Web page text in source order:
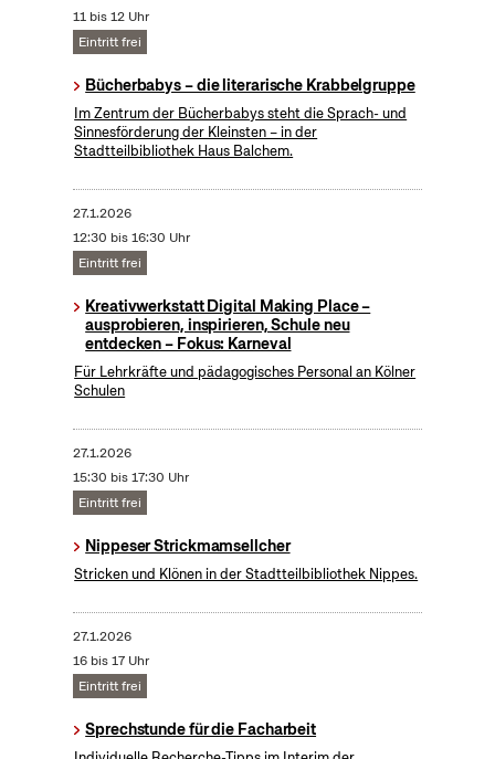
11 bis 12 Uhr
Eintritt frei
Bücherbabys – die literarische Krabbelgruppe
Im Zentrum der Bücherbabys steht die Sprach- und
Sinnesförderung der Kleinsten – in der
Stadtteilbibliothek Haus Balchem.
27.1.2026
12:30 bis 16:30 Uhr
Eintritt frei
Kreativwerkstatt Digital Making Place –
ausprobieren, inspirieren, Schule neu
entdecken – Fokus: Karneval
Für Lehrkräfte und pädagogisches Personal an Kölner
Schulen
27.1.2026
15:30 bis 17:30 Uhr
Eintritt frei
Nippeser Strickmamsellcher
Stricken und Klönen in der Stadtteilbibliothek Nippes.
27.1.2026
16 bis 17 Uhr
Eintritt frei
Sprechstunde für die Facharbeit